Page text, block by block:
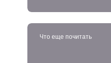
Что еще почитать